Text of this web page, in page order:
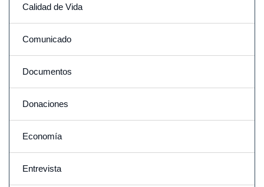
Calidad de Vida
Comunicado
Documentos
Donaciones
Economía
Entrevista